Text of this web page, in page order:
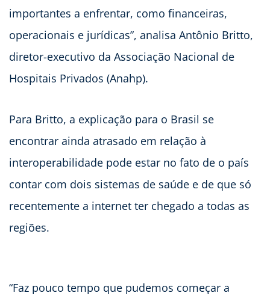
importantes a enfrentar, como financeiras,
operacionais e jurídicas”, analisa Antônio Britto,
diretor-executivo da Associação Nacional de
Hospitais Privados (Anahp).
Para Britto, a explicação para o Brasil se
encontrar ainda atrasado em relação à
interoperabilidade pode estar no fato de o país
contar com dois sistemas de saúde e de que só
recentemente a internet ter chegado a todas as
regiões.
“Faz pouco tempo que pudemos começar a